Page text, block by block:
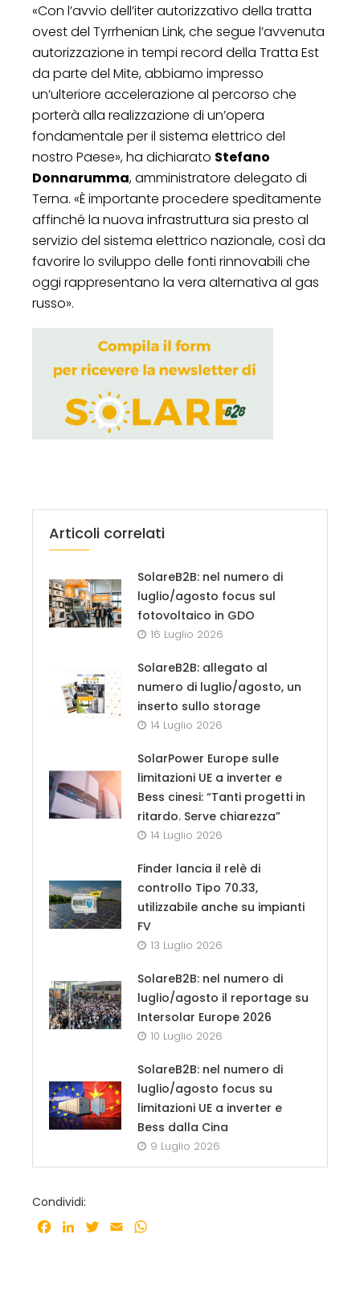
«Con l’avvio dell’iter autorizzativo della tratta
ovest del Tyrrhenian Link, che segue l’avvenuta
autorizzazione in tempi record della Tratta Est
da parte del Mite, abbiamo impresso
un’ulteriore accelerazione al percorso che
porterà alla realizzazione di un’opera
fondamentale per il sistema elettrico del
nostro Paese», ha dichiarato Stefano
Donnarumma, amministratore delegato di
Terna. «È importante procedere speditamente
affinché la nuova infrastruttura sia presto al
servizio del sistema elettrico nazionale, così da
favorire lo sviluppo delle fonti rinnovabili che
oggi rappresentano la vera alternativa al gas
russo».
Articoli correlati
SolareB2B: nel numero di
luglio/agosto focus sul
fotovoltaico in GDO
16 Luglio 2026
SolareB2B: allegato al
numero di luglio/agosto, un
inserto sullo storage
14 Luglio 2026
SolarPower Europe sulle
limitazioni UE a inverter e
Bess cinesi: “Tanti progetti in
ritardo. Serve chiarezza”
14 Luglio 2026
Finder lancia il relè di
controllo Tipo 70.33,
utilizzabile anche su impianti
FV
13 Luglio 2026
SolareB2B: nel numero di
luglio/agosto il reportage su
Intersolar Europe 2026
10 Luglio 2026
SolareB2B: nel numero di
luglio/agosto focus su
limitazioni UE a inverter e
Bess dalla Cina
9 Luglio 2026
Condividi:
Facebook
LinkedInTwitter
Email